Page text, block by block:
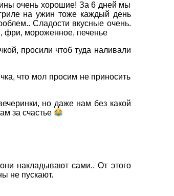
очень хорошие! За 6 дней мы
на ужин тоже каждый день
Сладости вкусные очень.
фри, мороженное, печенье
просили чтоб туда наливали
что мол просим не приносить
но даже нам без какой
за счастье
накладывают сами.. От этого
не пускают.